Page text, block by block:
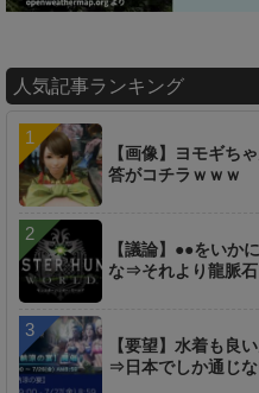
人気記事ランキング
【画像】ヨモギち
答がコチラｗｗｗ
【議論】●●をいか
な⇒それより龍脈石
【要望】水着も良
⇒日本でしか通じ